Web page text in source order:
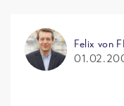
Felix von